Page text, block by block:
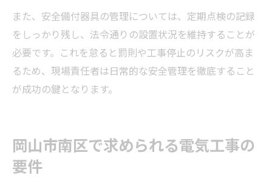
また、安全備付器具の管理については、定期点検の記録
をしっかり残し、法令通りの設置状況を維持することが
必要です。これを怠ると罰則や工事停止のリスクが高ま
るため、現場責任者は日常的な安全管理を徹底すること
が成功の鍵となります。
岡山市南区で求められる電気工事の
要件